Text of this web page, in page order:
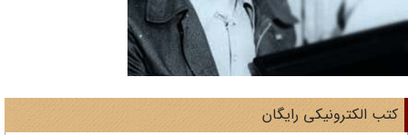
الکترونیکی رایگان